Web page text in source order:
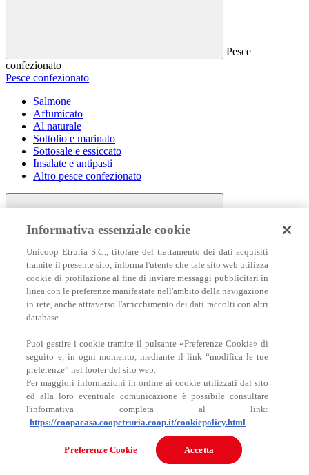
Pesce
confezionato
Pesce confezionato
Salmone
Affumicato
Al naturale
Sottolio e marinato
Sottosale e essiccato
Insalate e antipasti
Altro pesce confezionato
Carne
Carne
Bovino
Informativa essenziale cookie
Unicoop Etruria S.C., titolare del trattamento dei dati acquisiti
tramite il presente sito, informa l'utente che tale sito web utilizza
cookie di profilazione al fine di inviare messaggi pubblicitari in
linea con le preferenze manifestate nell'ambito della navigazione
in rete, anche attraverso l'arricchimento dei dati raccolti con altri
database.
Puoi gestire i cookie tramite il pulsante «Preferenze Cookie» di
seguito e, in ogni momento, mediante il link “modifica le tue
preferenze” nel footer del sito web.
Per maggiori informazioni in ordine ai cookie utilizzati dal sito
ed alla loro eventuale comunicazione è possibile consultare
l'informativa completa al link:
https://coopacasa.coopetruria.coop.it/cookiepolicy.html
Preferenze Cookie Accetta